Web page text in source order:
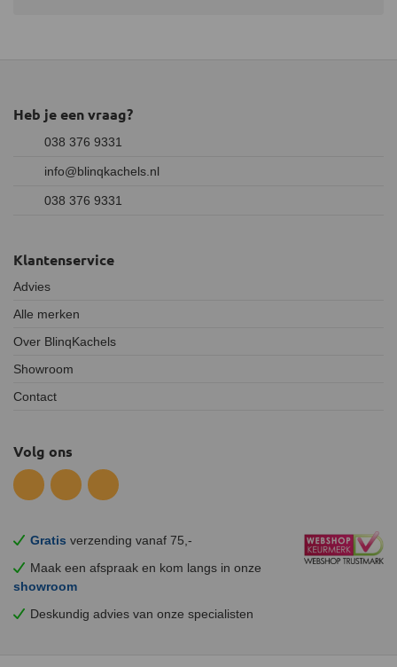
Gratis verzending vanaf 75,-
Maak een afspraak en kom langs in onze
showroom
Deskundig advies van onze specialisten
Heb je een vraag?
038 376 9331
info@blinqkachels.nl
038 376 9331
Klantenservice
Advies
Alle merken
Over BlinqKachels
Showroom
Contact
Volg ons